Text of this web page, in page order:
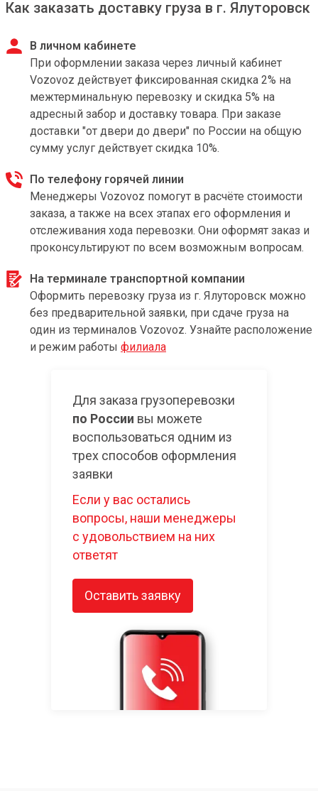
Как заказать доставку груза в г. Ялуторовск
В личном кабинете
При оформлении заказа через личный кабинет
Vozovoz действует фиксированная скидка 2% на
межтерминальную перевозку и скидка 5% на
адресный забор и доставку товара. При заказе
доставки "от двери до двери" по России на общую
сумму услуг действует скидка 10%.
По телефону горячей линии
Менеджеры Vozovoz помогут в расчёте стоимости
заказа, а также на всех этапах его оформления и
отслеживания хода перевозки. Они оформят заказ и
проконсультируют по всем возможным вопросам.
На терминале транспортной компании
Оформить перевозку груза из г. Ялуторовск можно
без предварительной заявки, при сдаче груза на
один из терминалов Vozovoz. Узнайте расположение
и режим работы филиала
Для заказа грузоперевозки
по России вы можете
воспользоваться одним из
трех способов оформления
заявки
Если у вас остались
вопросы, наши менеджеры
с удовольствием на них
ответят
Оставить заявку